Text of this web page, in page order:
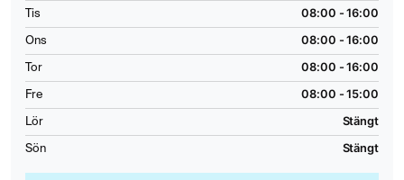
Tis 08:00 - 16:00
Ons 08:00 - 16:00
Tor 08:00 - 16:00
Fre 08:00 - 15:00
Lör Stängt
Sön Stängt